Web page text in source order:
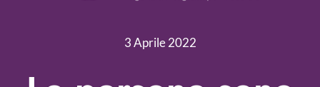
Libri
3 Aprile 2022